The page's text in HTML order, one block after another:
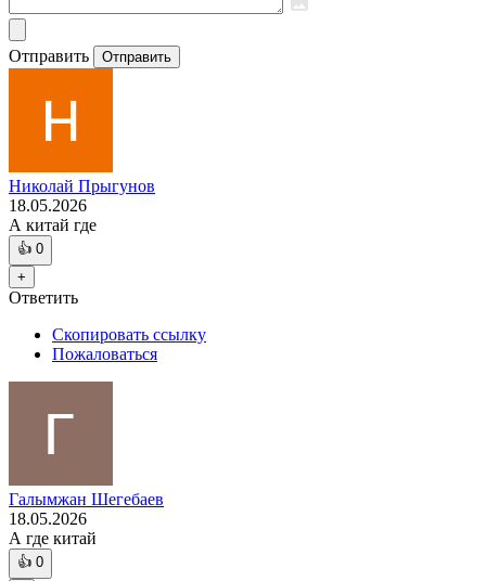
Отправить Отправить
Николай Прыгунов
18.05.2026
А китай где
👍 0
+
Ответить
Скопировать ссылку
Пожаловаться
Галымжан Шегебаев
18.05.2026
А где китай
👍 0